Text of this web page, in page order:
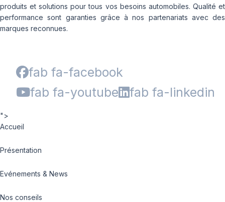
produits et solutions pour tous vos besoins automobiles. Qualité et
performance sont garanties grâce à nos partenariats avec des
marques reconnues.
fab fa-facebook
fab fa-youtube
fab fa-linkedin
">
Accueil
Présentation
Evénements & News
Nos conseils